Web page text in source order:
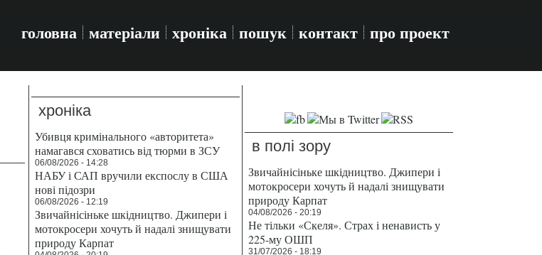
головна матеріали хроніка пошук контакт про проект
хроніка
Убивця кримінального «авторитета»
намагався сховатись від тюрми в ЗСУ
06/08/2026 - 14:28
НАБУ і САП вручили експослу в США
нові підозри
06/08/2026 - 12:19
Звичайнісіньке шкідництво. Джипери і
мотокросери хочуть й надалі знищувати
природу Карпат
в полі зору
Звичайнісіньке шкідництво. Джипери і
мотокросери хочуть й надалі знищувати
природу Карпат
04/08/2026 - 20:19
Не тільки «Скеля». Страх і ненависть у
225-му ОШП
31/07/2026 - 18:19